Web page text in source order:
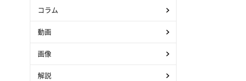
コラム
動画
画像
解説